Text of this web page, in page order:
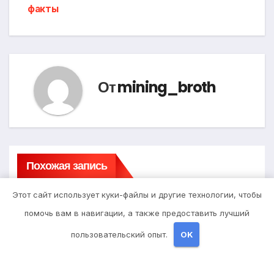
факты
Отmining_broth
Похожая запись
Uncategorised
Этот сайт использует куки-файлы и другие технологии, чтобы
помочь вам в навигации, а также предоставить лучший
пользовательский опыт. OK